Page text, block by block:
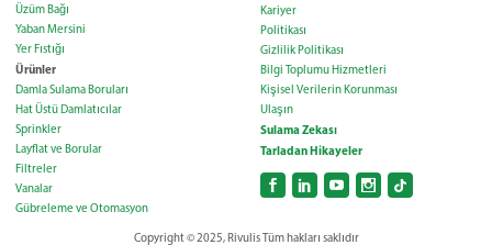
Üzüm Bağı
Yaban Mersini
Yer Fıstığı
Ürünler
Damla Sulama Boruları
Hat Üstü Damlatıcılar
Sprinkler
Layflat ve Borular
Filtreler
Vanalar
Gübreleme ve Otomasyon
Kariyer
Politikası
Gizlilik Politikası
Bilgi Toplumu Hizmetleri
Kişisel Verilerin Korunması
Ulaşın
Sulama Zekası
Tarladan Hikayeler
Copyright © 2025, Rivulis Tüm hakları saklıdır